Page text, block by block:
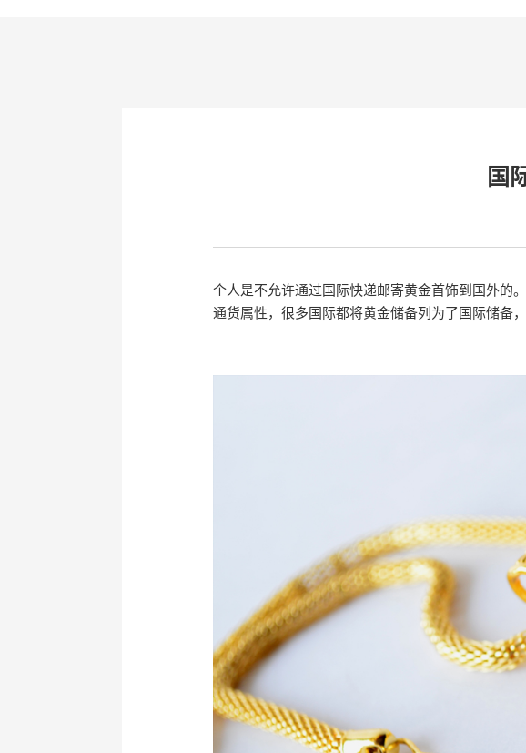
国
个人是不允许通过国际快递邮寄黄金首饰到国外的
通货属性，很多国际都将黄金储备列为了国际储备